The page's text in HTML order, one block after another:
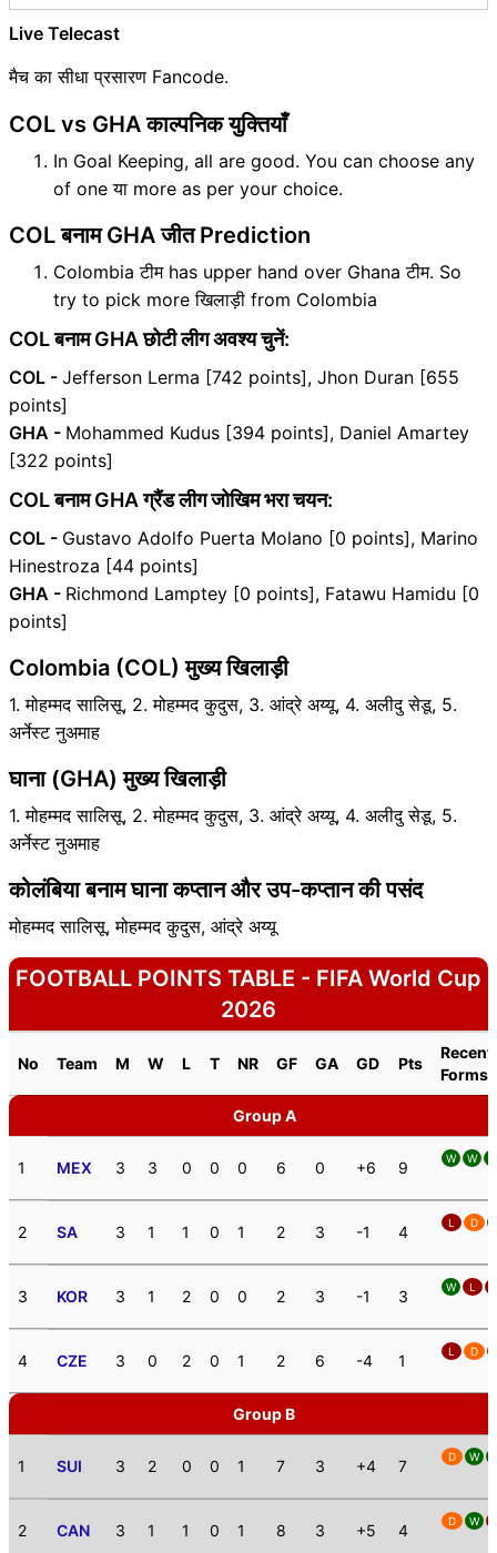
Live Telecast
मैच का सीधा प्रसारण Fancode.
COL vs GHA काल्पनिक युक्तियाँ
In Goal Keeping, all are good. You can choose any
of one या more as per your choice.
COL बनाम GHA जीत Prediction
Colombia टीम has upper hand over Ghana टीम. So
try to pick more खिलाड़ी from Colombia
COL बनाम GHA छोटी लीग अवश्य चुनें:
COL - Jefferson Lerma [742 points], Jhon Duran [655
points]
GHA - Mohammed Kudus [394 points], Daniel Amartey
[322 points]
COL बनाम GHA ग्रैंड लीग जोखिम भरा चयन:
COL - Gustavo Adolfo Puerta Molano [0 points], Marino
Hinestroza [44 points]
GHA - Richmond Lamptey [0 points], Fatawu Hamidu [0
points]
Colombia (COL) मुख्य खिलाड़ी
1. मोहम्मद सालिसू, 2. मोहम्मद कुदुस, 3. आंद्रे अय्यू, 4. अलीदु सेडू, 5.
अर्नेस्ट नुअमाह
घाना (GHA) मुख्य खिलाड़ी
1. मोहम्मद सालिसू, 2. मोहम्मद कुदुस, 3. आंद्रे अय्यू, 4. अलीदु सेडू, 5.
अर्नेस्ट नुअमाह
कोलंबिया बनाम घाना कप्तान और उप-कप्तान की पसंद
मोहम्मद सालिसू, मोहम्मद कुदुस, आंद्रे अय्यू
FOOTBALL POINTS TABLE - FIFA World Cup
2026
No Team M W L T NR GF GA GD Pts
Recent
Forms
Group A
1 MEX 3 3 0 0 0 6 0 +6 9 W W
2 SA 3 1 1 0 1 2 3 -1 4 L D
3 KOR 3 1 2 0 0 2 3 -1 3 W L
4 CZE 3 0 2 0 1 2 6 -4 1 L D
Group B
1 SUI 3 2 0 0 1 7 3 +4 7 D W
2 CAN 3 1 1 0 1 8 3 +5 4 D W